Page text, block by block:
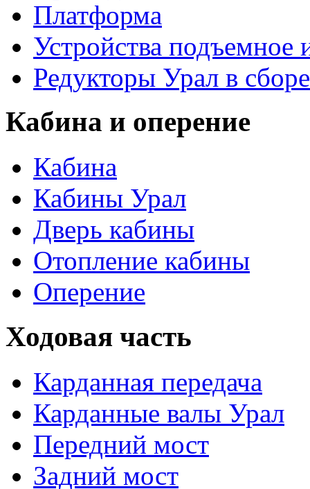
Платформа
Устройства
Редукторы Урал в сборе
Кабина и оперение
Кабина
Кабины Урал
Дверь кабины
Отопление кабины
Оперение
Ходовая часть
Карданная передача
Карданные валы Урал
Передний мост
Задний мост